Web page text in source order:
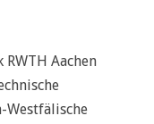
Aachen
Westfälische